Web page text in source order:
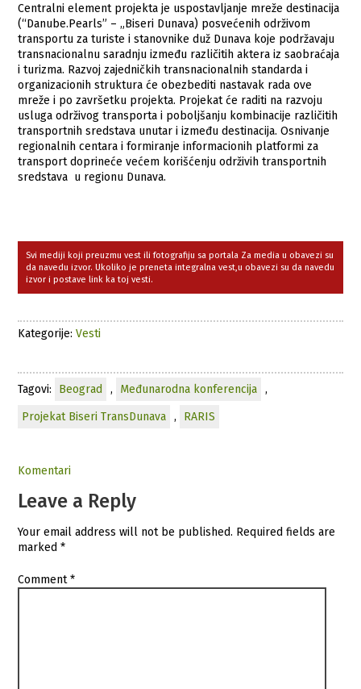
Centralni element projekta je uspostavljanje mreže destinacija
(“Danube.Pearls” – „Biseri Dunava) posvećenih održivom
transportu za turiste i stanovnike duž Dunava koje podržavaju
transnacionalnu saradnju između različitih aktera iz saobraćaja
i turizma. Razvoj zajedničkih transnacionalnih standarda i
organizacionih struktura će obezbediti nastavak rada ove
mreže i po završetku projekta. Projekat će raditi na razvoju
usluga održivog transporta i poboljšanju kombinacije različitih
transportnih sredstava unutar i između destinacija. Osnivanje
regionalnih centara i formiranje informacionih platformi za
transport doprineće većem korišćenju održivih transportnih
sredstava u regionu Dunava.
Svi mediji koji preuzmu vest ili fotografiju sa portala Za media u obavezi su
da navedu izvor. Ukoliko je preneta integralna vest,u obavezi su da navedu
izvor i postave link ka toj vesti.
Kategorije:Vesti
Tagovi: Beograd , Međunarodna konferencija
,
Projekat Biseri TransDunava
, RARIS
Komentari
Leave a Reply
Your email address will not be published. Required fields are
marked*
Comment*